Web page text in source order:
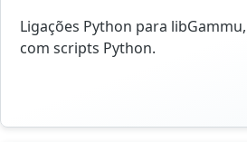
Ligações Python para
com scripts Python.